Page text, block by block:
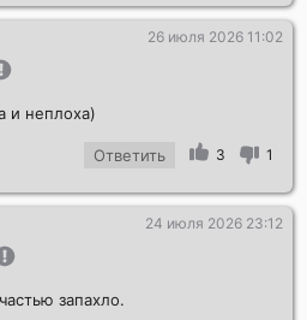
26 июля 2026 11:02
и неплоха)
Ответить 3 1
24 июля 2026 23:12
запахло.